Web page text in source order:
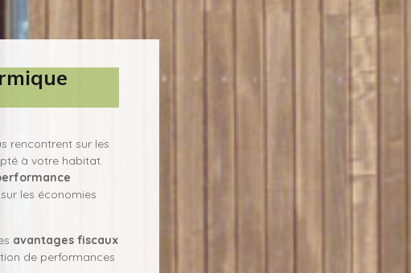
rencontrent sur les
à votre habitat.
les économies
avantages fiscaux
de performances